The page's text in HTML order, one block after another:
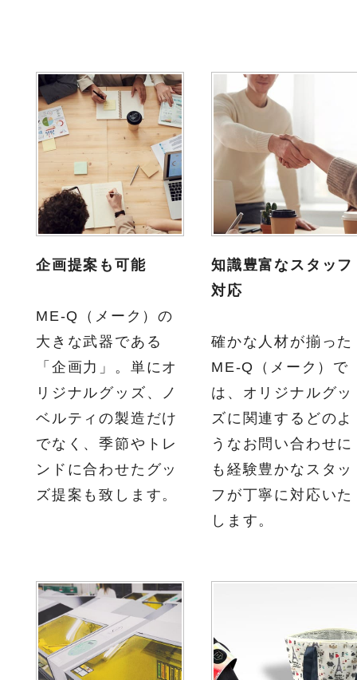
企画提案も可能
ME-Q（メーク）の
大きな武器である
「企画力」。単にオ
リジナルグッズ、ノ
ベルティの製造だけ
でなく、季節やトレ
ンドに合わせたグッ
ズ提案も致します。
知識豊富なスタッフ
対応
確かな人材が揃った
ME-Q（メーク）で
は、オリジナルグッ
ズに関連するどのよ
うなお問い合わせに
も経験豊かなスタッ
フが丁寧に対応いた
します。